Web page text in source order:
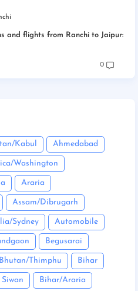
and flights from Ranchi to Jaipur:
0
Kabul Ahmedabad
Washington
Araria
Assam/Dibrugarh
Sydney Automobile
Begusarai
Bhutan/Thimphu Bihar
Bihar/Araria